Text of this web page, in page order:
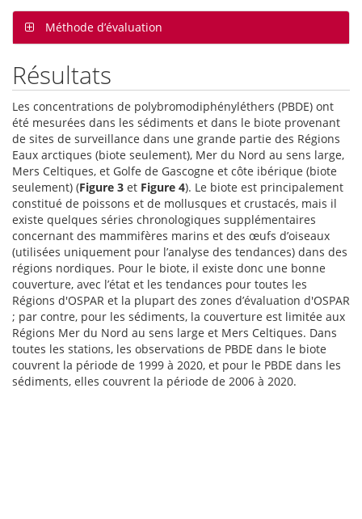
Méthode d’évaluation
Résultats
Les concentrations de polybromodiphényléthers (PBDE) ont
été mesurées dans les sédiments et dans le biote provenant
de sites de surveillance dans une grande partie des Régions
Eaux arctiques (biote seulement), Mer du Nord au sens large,
Mers Celtiques, et Golfe de Gascogne et côte ibérique (biote
seulement) (Figure 3 et Figure 4). Le biote est principalement
constitué de poissons et de mollusques et crustacés, mais il
existe quelques séries chronologiques supplémentaires
concernant des mammifères marins et des œufs d’oiseaux
(utilisées uniquement pour l’analyse des tendances) dans des
régions nordiques. Pour le biote, il existe donc une bonne
couverture, avec l’état et les tendances pour toutes les
Régions d'OSPAR et la plupart des zones d’évaluation d'OSPAR
; par contre, pour les sédiments, la couverture est limitée aux
Régions Mer du Nord au sens large et Mers Celtiques. Dans
toutes les stations, les observations de PBDE dans le biote
couvrent la période de 1999 à 2020, et pour le PBDE dans les
sédiments, elles couvrent la période de 2006 à 2020.